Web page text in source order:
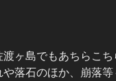
渡ヶ島でもあちらこ
や落石のほか、崩落